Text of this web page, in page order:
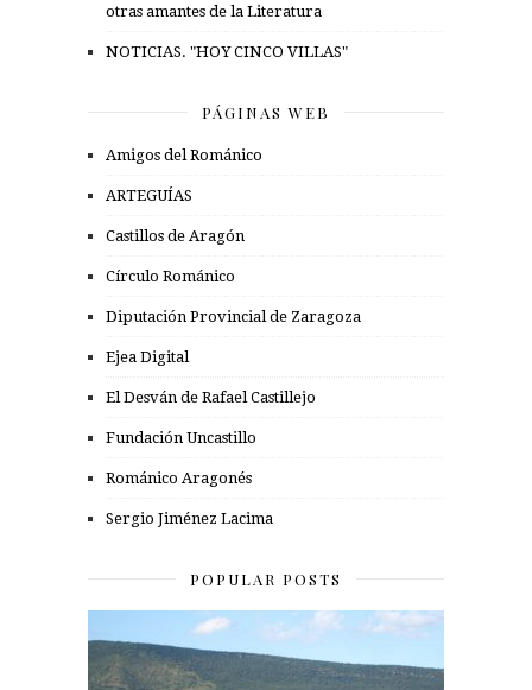
otras amantes de la Literatura
NOTICIAS. "HOY CINCO VILLAS"
PÁGINAS WEB
Amigos del Románico
ARTEGUÍAS
Castillos de Aragón
Círculo Románico
Diputación Provincial de Zaragoza
Ejea Digital
El Desván de Rafael Castillejo
Fundación Uncastillo
Románico Aragonés
Sergio Jiménez Lacima
POPULAR POSTS